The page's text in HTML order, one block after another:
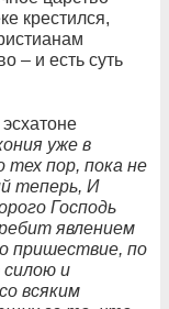
крестился,
– и есть суть
уже в
тех пор, пока не
теперь, И
Господь
явлением
пришествие, по
и
всяким